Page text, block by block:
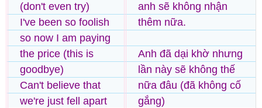
(don't even try)
I've been so foolish
so now I am paying
the price (this is
goodbye)
Can't believe that
we're just fell apart
anh sẽ không nhận
thêm nữa.
Anh đã dại khờ nhưng
lần này sẽ không thế
nữa đâu (đã không cố
gắng)